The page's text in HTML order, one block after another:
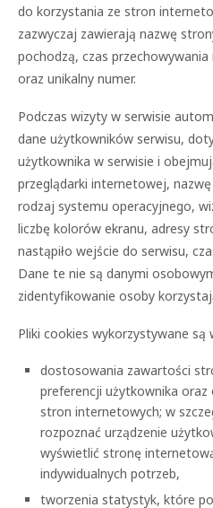
do korzystania ze stron
zazwyczaj zawierają nazwę
pochodzą, czas
oraz unikalny numer.
Podczas wizyty w serwisie
dane użytkowników serwisu,
użytkownika w serwisie i
przeglądarki internetowej,
rodzaj systemu operacyjnego,
liczbę kolorów ekranu, adresy
nastąpiło wejście do serwisu,
Dane te nie są danymi
zidentyfikowanie osoby
Pliki cookies wykorzystywane są
dostosowania zawartości
preferencji użytkownika
stron internetowych; w
rozpoznać urządzenie
wyświetlić stronę
indywidualnych potrzeb,
tworzenia statystyk, które